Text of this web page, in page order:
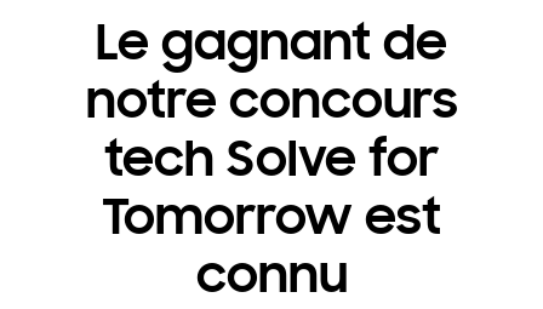
Le gagnant de
notre concours
tech Solve for
Tomorrow est
connu